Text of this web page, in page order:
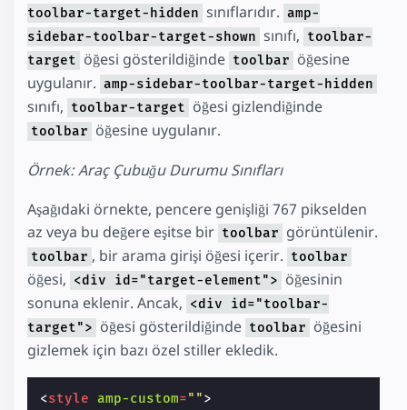
toolbar-target-hidden sınıflarıdır. amp-
sidebar-toolbar-target-shown sınıfı, toolbar-
target öğesi gösterildiğinde toolbar öğesine
uygulanır. amp-sidebar-toolbar-target-hidden
sınıfı, toolbar-target öğesi gizlendiğinde
toolbar öğesine uygulanır.
Örnek: Araç Çubuğu Durumu Sınıfları
Aşağıdaki örnekte, pencere genişliği 767 pikselden
az veya bu değere eşitse bir toolbar görüntülenir.
toolbar , bir arama girişi öğesi içerir. toolbar
öğesi, <div id="target-element"> öğesinin
sonuna eklenir. Ancak, <div id="toolbar-
target"> öğesi gösterildiğinde toolbar öğesini
gizlemek için bazı özel stiller ekledik.
<style amp-custom="">